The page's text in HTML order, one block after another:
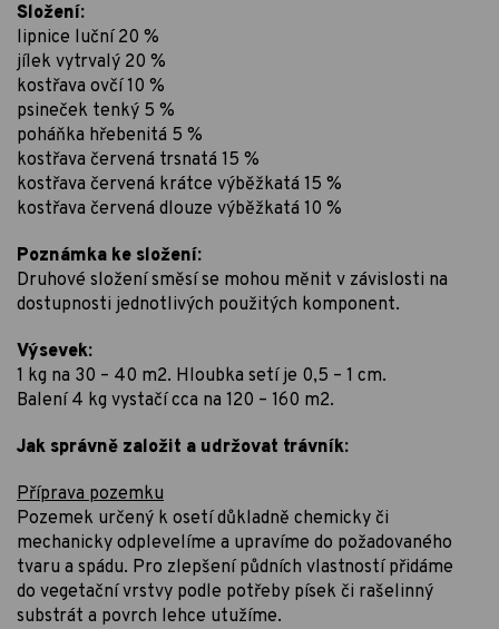
Složení:
lipnice luční 20 %
jílek vytrvalý 20 %
kostřava ovčí 10 %
psineček tenký 5 %
poháňka hřebenitá 5 %
kostřava červená trsnatá 15 %
kostřava červená krátce výběžkatá 15 %
kostřava červená dlouze výběžkatá 10 %
Poznámka ke složení:
Druhové složení směsí se mohou měnit v závislosti na
dostupnosti jednotlivých použitých komponent.
Výsevek:
1 kg na 30 – 40 m2. Hloubka setí je 0,5 – 1 cm.
Balení 4 kg vystačí cca na 120 – 160 m2.
Jak správně založit a udržovat trávník:
Příprava pozemku
Pozemek určený k osetí důkladně chemicky či
mechanicky odplevelíme a upravíme do požadovaného
tvaru a spádu. Pro zlepšení půdních vlastností přidáme
do vegetační vrstvy podle potřeby písek či rašelinný
substrát a povrch lehce utužíme.